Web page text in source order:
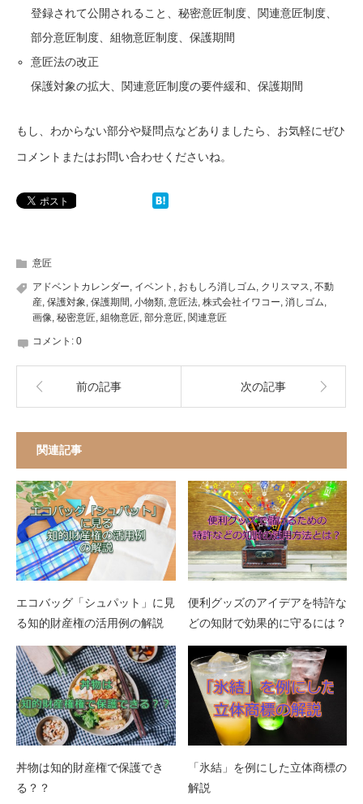
登録されて公開されること、秘密意匠制度、関連意匠制度、
部分意匠制度、組物意匠制度、保護期間
意匠法の改正
保護対象の拡大、関連意匠制度の要件緩和、保護期間
もし、わからない部分や疑問点などありましたら、お気軽にぜひ
コメントまたはお問い合わせくださいね。
意匠
アドベントカレンダー, イベント , おもしろ消しゴム, クリスマス, 不動
産, 保護対象, 保護期間 , 小物類, 意匠法, 株式会社イワコー, 消しゴム,
画像, 秘密意匠, 組物意匠, 部分意匠, 関連意匠
コメント: 0
前の記事 次の記事
関連記事
エコバッグ「シュパット」に見
る知的財産権の活用例の解説
便利グッズのアイデアを特許な
どの知財で効果的に守るには？
丼物は知的財産権で保護でき
る？？
「氷結」を例にした立体商標の
解説